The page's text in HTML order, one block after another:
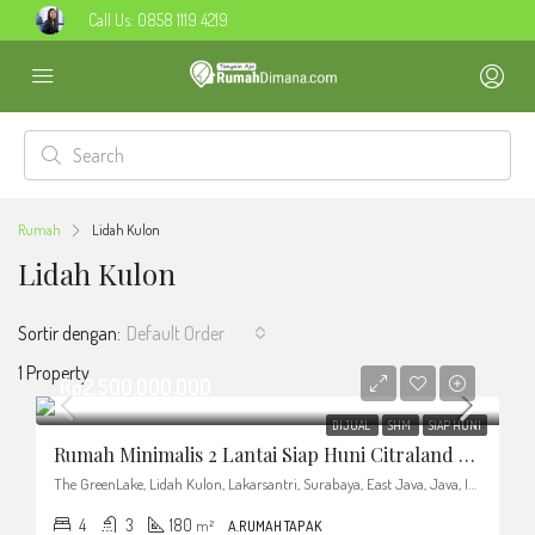
Call Us: 0858 1119 4219
Rumah Lidah Kulon
Lidah Kulon
1 Property
Sortir dengan: Default Order
DIJUAL SHM SIAP HUNI
Rp2.500.000.000
Rumah Minimalis 2 Lantai Siap Huni Citraland The Greenlake
4 3 180 m² A.RUMAH TAPAK